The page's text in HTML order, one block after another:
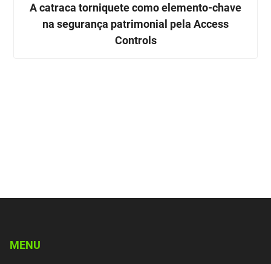
A catraca torniquete como elemento-chave
na segurança patrimonial pela Access
Controls
MENU